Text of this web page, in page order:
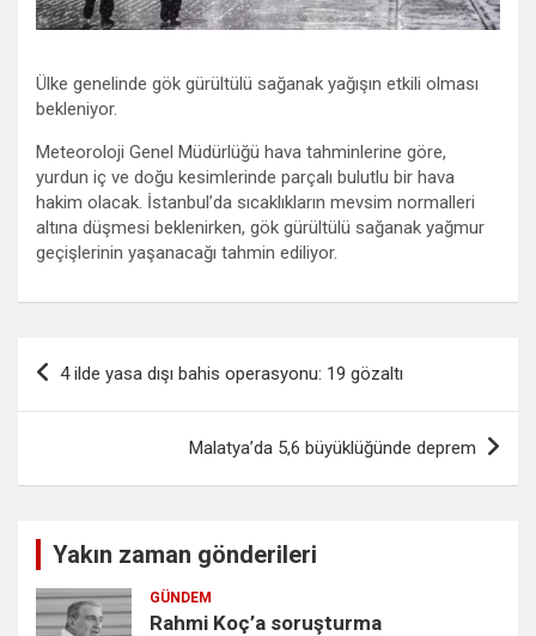
Ülke genelinde gök gürültülü sağanak yağışın etkili olması
bekleniyor.
Meteoroloji Genel Müdürlüğü hava tahminlerine göre,
yurdun iç ve doğu kesimlerinde parçalı bulutlu bir hava
hakim olacak. İstanbul’da sıcaklıkların mevsim normalleri
altına düşmesi beklenirken, gök gürültülü sağanak yağmur
geçişlerinin yaşanacağı tahmin ediliyor.
Yazı
gezinmesi
4 ilde yasa dışı bahis operasyonu: 19 gözaltı
Malatya’da 5,6 büyüklüğünde deprem
Yakın zaman gönderileri
GÜNDEM
Rahmi Koç’a soruşturma